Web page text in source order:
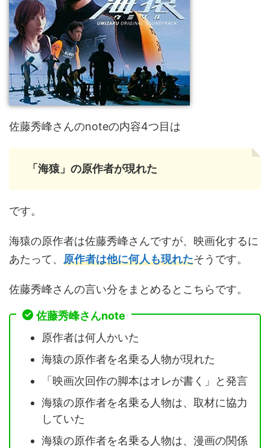
佐藤秀峰さんのnoteの内容4つ目は
「海猿」の原作者が現れた
です。
海猿の原作者は佐藤秀峰さんですが、映画化するに
あたって、 原作者は他に何人も現れたそうです。
佐藤秀峰さんの言い分をまとめるとこちらです。
佐藤秀峰さんnote
原作者は何人かいた
海猿の原作者を名乗る人物が現れた
「映画次回作の脚本はオレが書く」と発言
海猿の原作者を名乗る人物は、取材に協力
していた
海猿の原作者を名乗る人物は、漫画の関係